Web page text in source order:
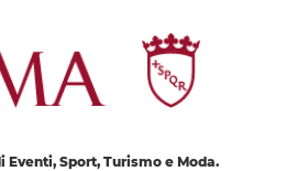
Sport, Turismo e Moda.